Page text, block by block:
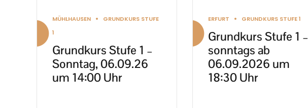
MÜHLHAUSEN
GRUNDKURS STUFE
1
Grundkurs Stufe 1 –
Sonntag, 06.09.26
um 14:00 Uhr
gewählt
werden
ERFURT GRUNDKURS STUFE 1
Grundkurs Stufe 1 –
sonntags ab
06.09.2026 um
18:30 Uhr
gewählt
werden